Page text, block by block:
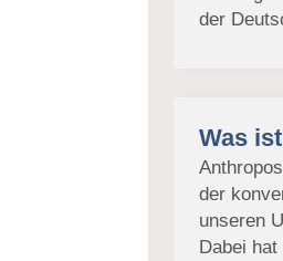
der
Was
der
unseren
Dabei